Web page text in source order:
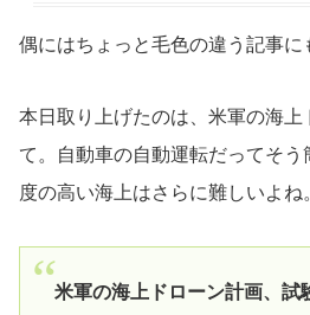
偶にはちょっと毛色の違う記事に
本日取り上げたのは、米軍の海上
て。自動車の自動運転だってそ
度の高い海上はさらに難しいよね
米軍の海上ドローン計画、